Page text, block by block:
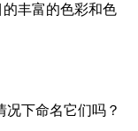
丰富的色彩和色
下命名它们吗？